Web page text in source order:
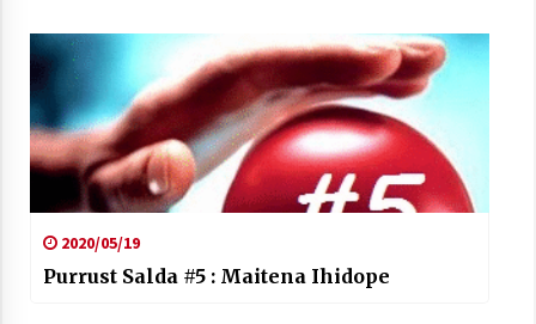
2020/05/19
Purrust Salda #5 : Maitena Ihidope